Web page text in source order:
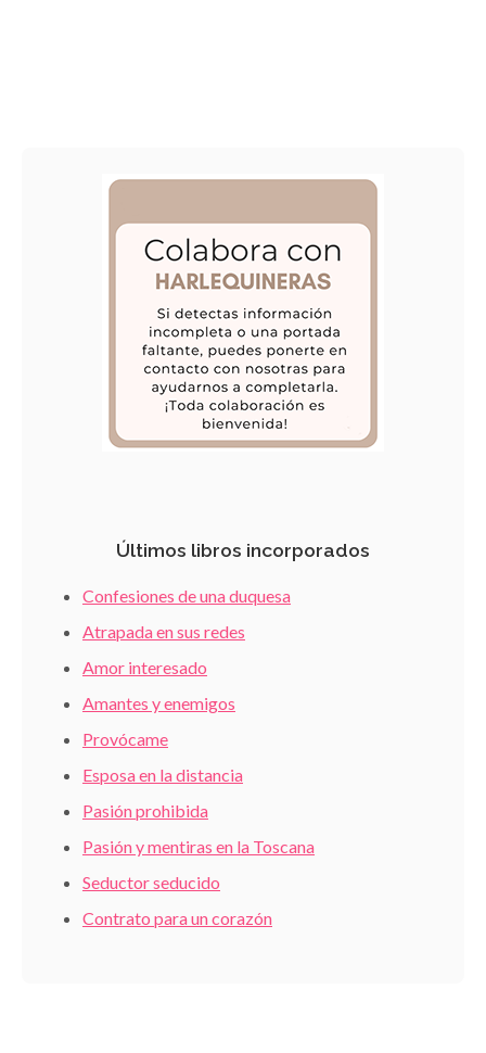
Últimos libros incorporados
Confesiones de una duquesa
Atrapada en sus redes
Amor interesado
Amantes y enemigos
Provócame
Esposa en la distancia
Pasión prohibida
Pasión y mentiras en la Toscana
Seductor seducido
Contrato para un corazón